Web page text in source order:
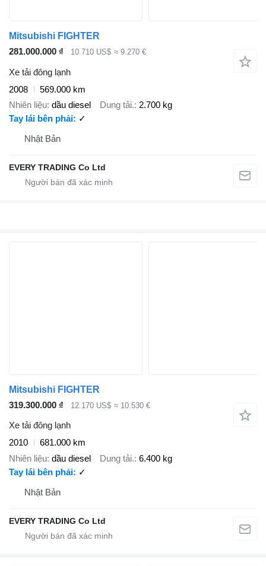
Mitsubishi FIGHTER
281.000.000 ₫
10.710 US$ ≈ 9.270 €
Xe tải đông lạnh
2008
569.000 km
Nhiên liệu dầu diesel Dung tải. 2.700 kg
Tay lái bên phải
✓
Nhật Bản
EVERY TRADING Co Ltd
Mitsubishi FIGHTER
319.300.000 ₫
12.170 US$ ≈ 10.530 €
Xe tải đông lạnh
2010
681.000 km
Nhiên liệu dầu diesel Dung tải. 6.400 kg
Tay lái bên phải
✓
Nhật Bản
EVERY TRADING Co Ltd